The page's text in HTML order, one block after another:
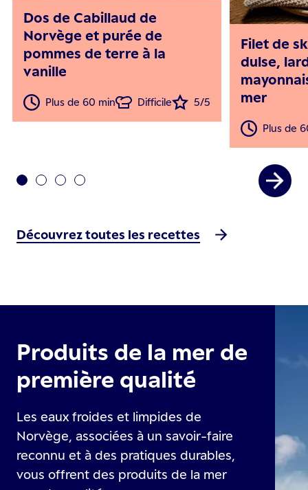
Dos de Cabillaud de
Norvège et purée de
pommes de terre à la
vanille
Plus de 60 min Difficile 5/5
Filet de
dulse,
mer
Plus de
Découvrez toutes les recettes
Produits de la mer de
première qualité
Les eaux froides et limpides de
Norvège, associées à un savoir-faire
reconnu et à des pratiques durables,
vous offrent des produits de la mer